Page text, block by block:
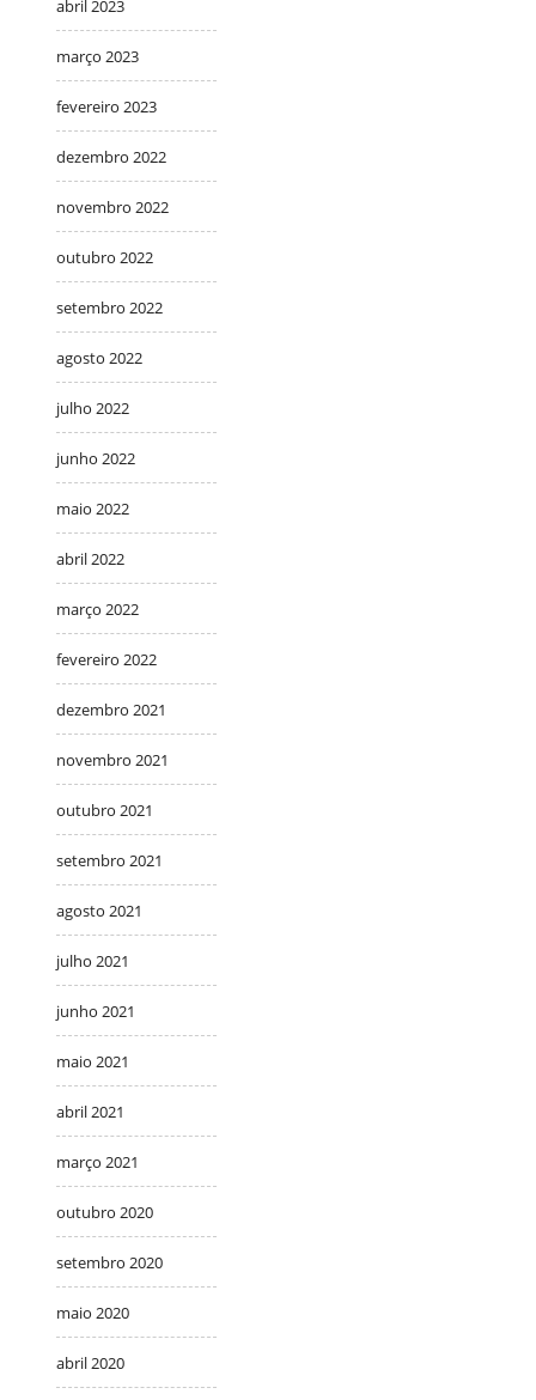
abril 2023
março 2023
fevereiro 2023
dezembro 2022
novembro 2022
outubro 2022
setembro 2022
agosto 2022
julho 2022
junho 2022
maio 2022
abril 2022
março 2022
fevereiro 2022
dezembro 2021
novembro 2021
outubro 2021
setembro 2021
agosto 2021
julho 2021
junho 2021
maio 2021
abril 2021
março 2021
outubro 2020
setembro 2020
maio 2020
abril 2020